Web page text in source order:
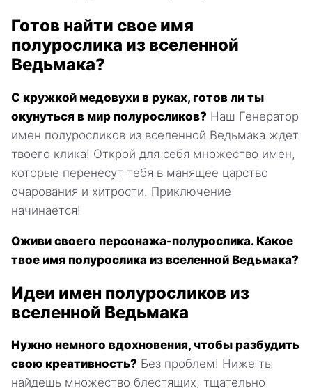
Готов найти свое имя
полурослика из вселенной
Ведьмака?
С кружкой медовухи в руках, готов ли ты
окунуться в мир полуросликов? Наш Генератор
имен полуросликов из вселенной Ведьмака ждет
твоего клика! Открой для себя множество имен,
которые перенесут тебя в манящее царство
очарования и хитрости. Приключение
начинается!
Оживи своего персонажа-полурослика. Какое
твое имя полурослика из вселенной Ведьмака?
Идеи имен полуросликов из
вселенной Ведьмака
Нужно немного вдохновения, чтобы разбудить
свою креативность? Без проблем! Ниже ты
найдешь множество блестящих, тщательно